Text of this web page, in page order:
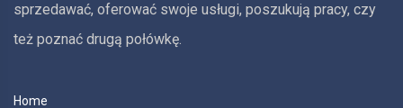
sprzedawać, oferować swoje usługi, poszukują pracy, czy
też poznać drugą połówkę.
Home